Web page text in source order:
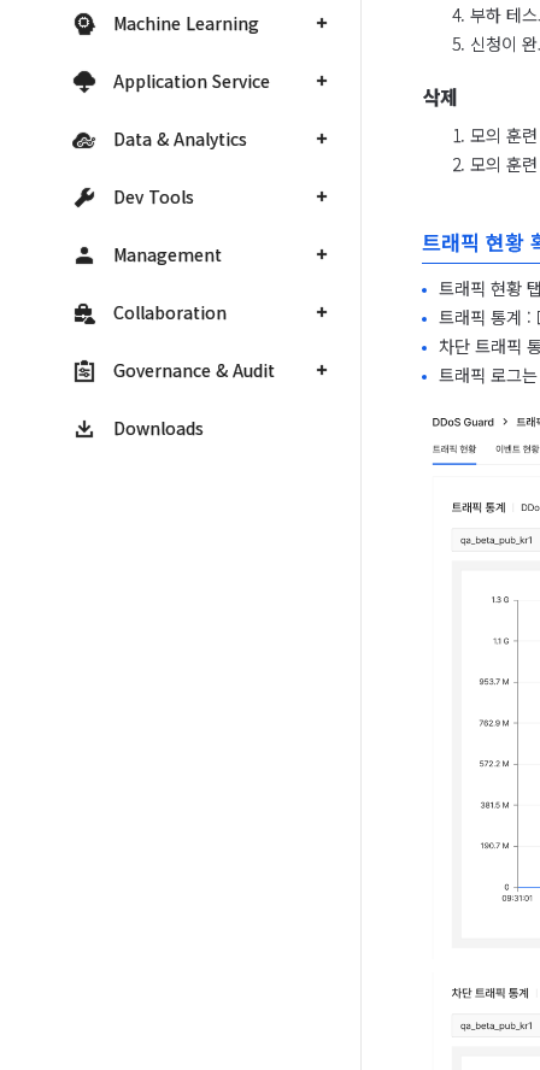
Machine Learning
Application Service
Data & Analytics
Dev Tools
Management
Collaboration
Governance & Audit
Downloads
부하 테
신청이
삭제
모의 훈
모의 훈
트래픽 현황
트래픽 현황
트래픽 통계 :
차단 트래픽
트래픽 로그